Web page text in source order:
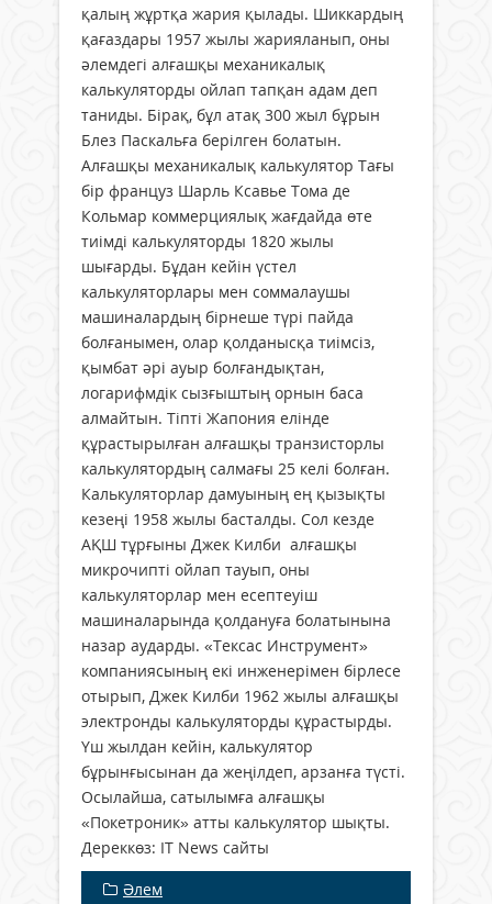
қалың жұртқа жария қылады. Шиккардың
қағаздары 1957 жылы жарияланып, оны
әлемдегі алғашқы механикалық
калькуляторды ойлап тапқан адам деп
таниды. Бірақ, бұл атақ 300 жыл бұрын
Блез Паскальға берілген болатын.
Алғашқы механикалық калькулятор Тағы
бір француз Шарль Ксавье Тома де
Кольмар коммерциялық жағдайда өте
тиімді калькуляторды 1820 жылы
шығарды. Бұдан кейін үстел
калькуляторлары мен соммалаушы
машиналардың бірнеше түрі пайда
болғанымен, олар қолданысқа тиімсіз,
қымбат әрі ауыр болғандықтан,
логарифмдік сызғыштың орнын баса
алмайтын. Тіпті Жапония елінде
құрастырылған алғашқы транзисторлы
калькулятордың салмағы 25 келі болған.
Калькуляторлар дамуының ең қызықты
кезеңі 1958 жылы басталды. Сол кезде
АҚШ тұрғыны Джек Килби алғашқы
микрочипті ойлап тауып, оны
калькуляторлар мен есептеуіш
машиналарында қолдануға болатынына
назар аударды. «Тексас Инструмент»
компаниясының екі инженерімен бірлесе
отырып, Джек Килби 1962 жылы алғашқы
электронды калькуляторды құрастырды.
Үш жылдан кейін, калькулятор
бұрынғысынан да жеңілдеп, арзанға түсті.
Осылайша, сатылымға алғашқы
«Покетроник» атты калькулятор шықты.
Дереккөз: IT News сайты
Әлем